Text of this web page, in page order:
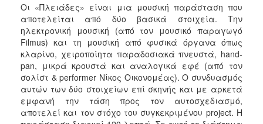
Οι «Πλειάδες» είναι μια μουσική παράσταση που
αποτελείται από δύο βασικά στοιχεία. Την
ηλεκτρονική μουσική (από τον μουσικό παραγωγό
Filmus) και τη μουσική από φυσικά όργανα όπως
κλαρίνο, χειροποίητα παραδοσιακά πνευστά, hand-
pan, μικρά κρουστά και αναλογικά εφέ (από τον
σολίστ & performer Νίκος Οικονομέας). Ο συνδυασμός
αυτών των δύο στοιχείων επί σκηνής και με αρκετά
εμφανή την τάση προς τον αυτοσχεδιασμό,
αποτελεί και τον στόχο του συγκεκριμένου project. Η